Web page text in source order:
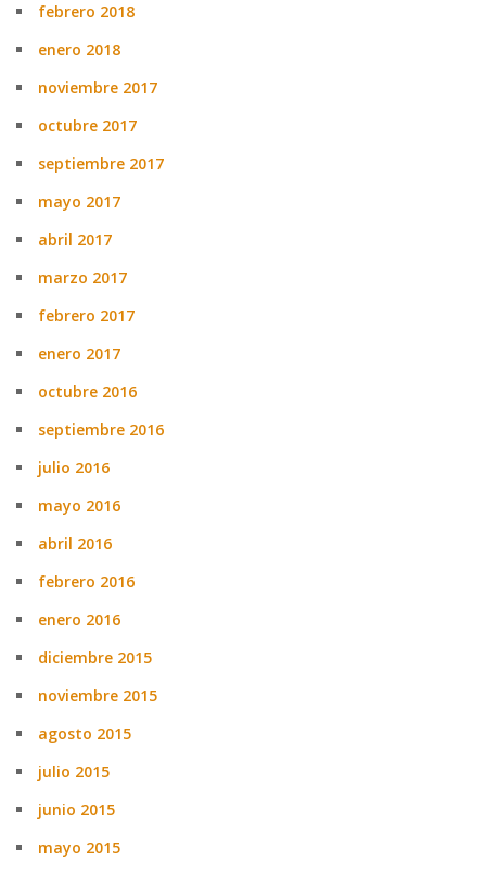
febrero 2018
enero 2018
noviembre 2017
octubre 2017
septiembre 2017
mayo 2017
abril 2017
marzo 2017
febrero 2017
enero 2017
octubre 2016
septiembre 2016
julio 2016
mayo 2016
abril 2016
febrero 2016
enero 2016
diciembre 2015
noviembre 2015
agosto 2015
julio 2015
junio 2015
mayo 2015